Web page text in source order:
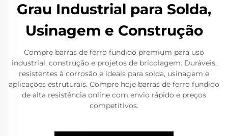
Grau Industrial para Solda,
Usinagem e Construção
Compre barras de ferro fundido premium para uso
industrial, construção e projetos de bricolagem. Duráveis,
resistentes à corrosão e ideais para solda, usinagem e
aplicações estruturais. Compre hoje barras de ferro fundido
de alta resistência online com envio rápido e preços
competitivos.